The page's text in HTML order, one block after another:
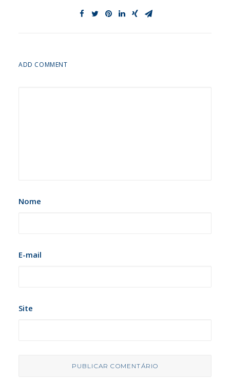
ADD COMMENT
Nome
E-mail
Site